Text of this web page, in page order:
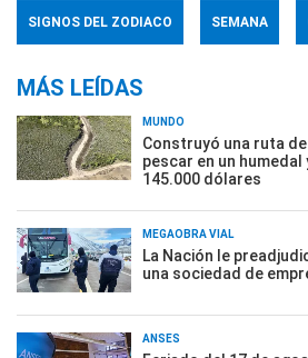
SIGNOS DEL ZODIACO SEMANA
MÁS LEÍDAS
MUNDO
Construyó una ruta
pescar en un
145.000 dólares
MEGAOBRA VIAL
La Nación le
una sociedad de
ANSES